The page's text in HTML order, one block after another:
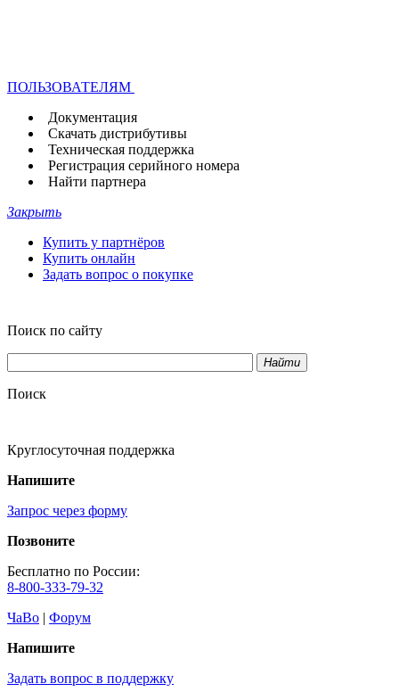
ПОЛЬЗОВАТЕЛЯМ
Документация
Скачать дистрибутивы
Техническая поддержка
Регистрация серийного номера
Найти партнера
Закрыть
Купить у партнёров
Купить онлайн
Задать вопрос о покупке
Поиск по сайту
Найти
Поиск
Круглосуточная поддержка
Напишите
Запрос через форму
Позвоните
Бесплатно по России:
8-800-333-79-32
ЧаВо | Форум
Напишите
Задать вопрос в поддержку